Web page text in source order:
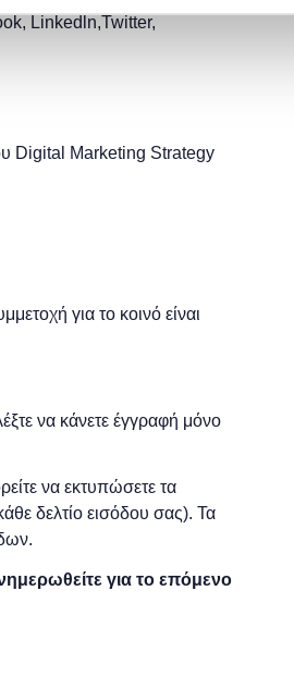
Linkedln,Twitter,
Digital Marketing Strategy
για το κοινό είναι
να κάνετε έγγραφή μόνο
να εκτυπώσετε τα
δελτίο εισόδου σας). Τα
για το επόμενο